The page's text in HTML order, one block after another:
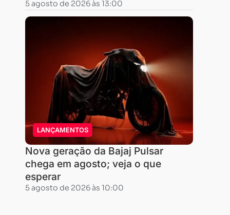
distância
com
Europa,
estamos
conseguindo
trazer
as
principais
competições
para
5 agosto de 2026 às 13:00
LANÇAMENTOS
Nova geração da Bajaj Pulsar
chega em agosto; veja o que
esperar
5 agosto de 2026 às 10:00